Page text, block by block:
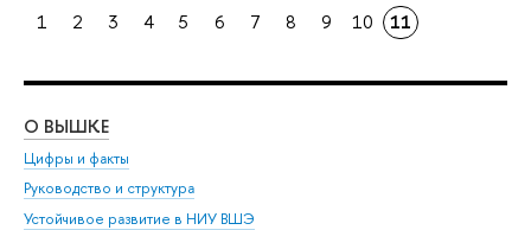
1 2 3 4 5 6 7 8 9 10 11
О ВЫШКЕ
Цифры и факты
Руководство и структура
Устойчивое развитие в НИУ ВШЭ